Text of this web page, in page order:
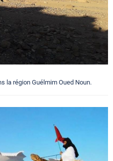
la région Guélmim Oued Noun.